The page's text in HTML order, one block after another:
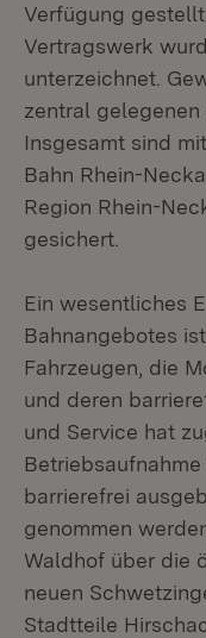
Verfügung
Vertragswerk
unterzeichnet.
zentral gelegenen
Insgesamt sind
Bahn Rhein-
Region Rhein-
gesichert.
Ein wesentliches
Bahnangebotes
Fahrzeugen, die
und deren
und Service hat
barrierefrei
genommen
Waldhof über die
neuen
Stadtteile